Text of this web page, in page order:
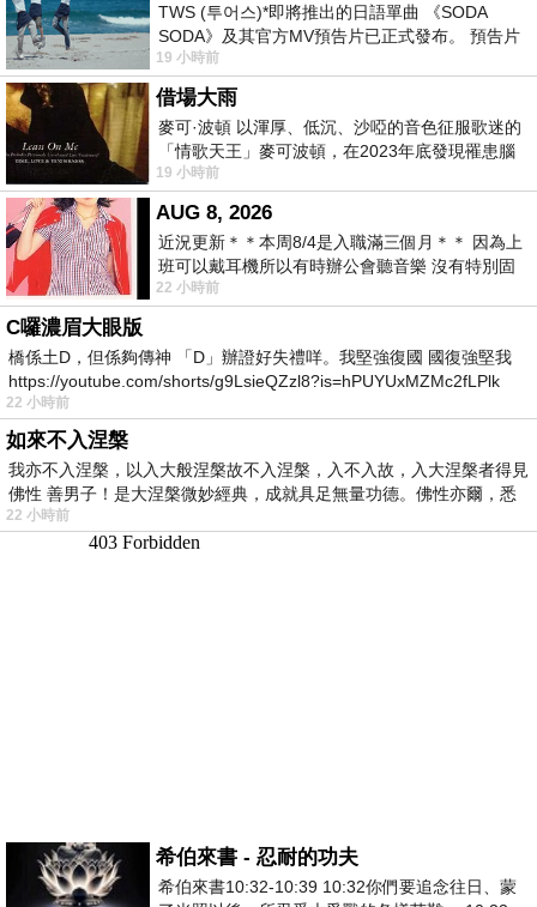
TWS (투어스)*即將推出的日語單曲 《SODA
SODA》及其官方MV預告片已正式發布。 預告片
一經發布， 就引發了粉絲們對這次夏季回
19 小時前
借場大雨
麥可·波頓 以渾厚、低沉、沙啞的音色征服歌迷的
「情歌天王」麥可波頓，在2023年底發現罹患腦
瘤「祈禱早日康復，一切都好」。
19 小時前
AUG 8, 2026
近況更新＊＊本周8/4是入職滿三個月＊＊ 因為上
班可以戴耳機所以有時辦公會聽音樂 沒有特別固
定哪天但就是一周某一天會固定聽'90
22 小時前
C囉濃眉大眼版
橋係土D，但係夠傳神 「D」辦證好失禮咩。我堅強復國 國復強堅我
https://youtube.com/shorts/g9LsieQZzl8?is=hPUYUxMZMc2fLPlk
22 小時前
如來不入涅槃
我亦不入涅槃，以入大般涅槃故不入涅槃，入不入故，入大涅槃者得見
佛性 善男子！是大涅槃微妙經典，成就具足無量功德。佛性亦爾，悉
22 小時前
希伯來書 - 忍耐的功夫
希伯來書10:32-10:39 10:32你們要追念往日、蒙